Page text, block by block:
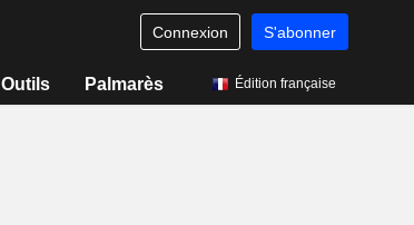
Connexion S'abonner
Outils Palmarès Édition française